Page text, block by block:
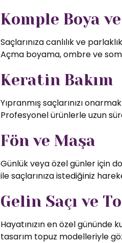
Komple Boya
Saçlarınıza canlılık ve
Açma boyama, ombre ve
Keratin Bakım
Yıpranmış saçlarınızı
Profesyonel ürünlerle uzun
Fön ve Maşa
Günlük veya özel günler için
ile saçlarınıza istediğiniz
Gelin Saçı ve
Hayatınızın en özel gününde
tasarım topuz modelleriyle